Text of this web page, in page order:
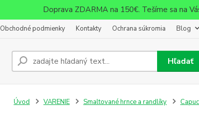
Doprava ZDARMA na 150€. Tešíme sa na
Obchodné podmienky Kontakty Ochrana súkromia Blog
Hľadať
Úvod VARENIE Smaltované hrnce a randlíky